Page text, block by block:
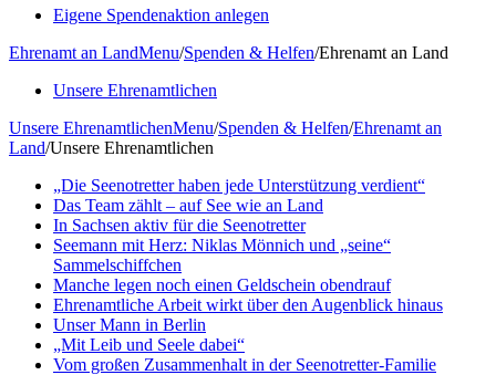
Eigene Spendenaktion anlegen
Ehrenamt an LandMenu/Spenden & Helfen/Ehrenamt an Land
Unsere Ehrenamtlichen
Unsere EhrenamtlichenMenu/Spenden & Helfen/Ehrenamt an
Land/Unsere Ehrenamtlichen
„Die Seenotretter haben jede Unterstützung verdient“
Das Team zählt – auf See wie an Land
In Sachsen aktiv für die Seenotretter
Seemann mit Herz: Niklas Mönnich und „seine“
Sammelschiffchen
Manche legen noch einen Geldschein obendrauf
Ehrenamtliche Arbeit wirkt über den Augenblick hinaus
Unser Mann in Berlin
„Mit Leib und Seele dabei“
Vom großen Zusammenhalt in der Seenotretter-Familie